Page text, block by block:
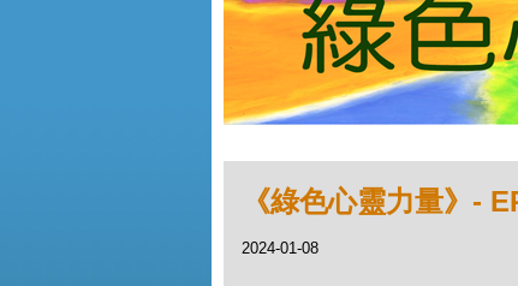
《綠色心靈力量》-
2024-01-08